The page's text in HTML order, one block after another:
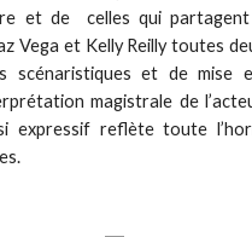
et de celles qui partagent
Vega et Kelly Reilly toutes
scénaristiques et de mise
magistrale de
expressif reflète toute